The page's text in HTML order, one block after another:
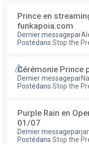
Prince en
funkapoia.com
Dernier messagepar
Postédans Stop the
Cérémonie Prince
Dernier messagepar
Postédans Stop the
Purple Rain en
01/07
Dernier messagepar
Postédans Stop the